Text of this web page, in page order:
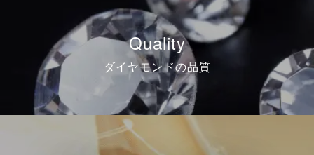
Quality
ダイヤモンドの品質